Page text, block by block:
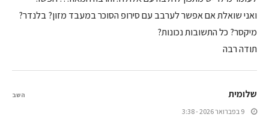
ואני שואלת אם אפשר לערבב עם סירופ הסוכר במעבד מזון? בלנדר?
מיקסר? כל התשובות נכונות?
תודה רבה
שלומית
9 בפברואר 2026 - 3:38
השב